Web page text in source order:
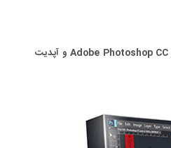
همراه با نسخه کامل نرم افزار Adobe Photoshop CC و آپدیت